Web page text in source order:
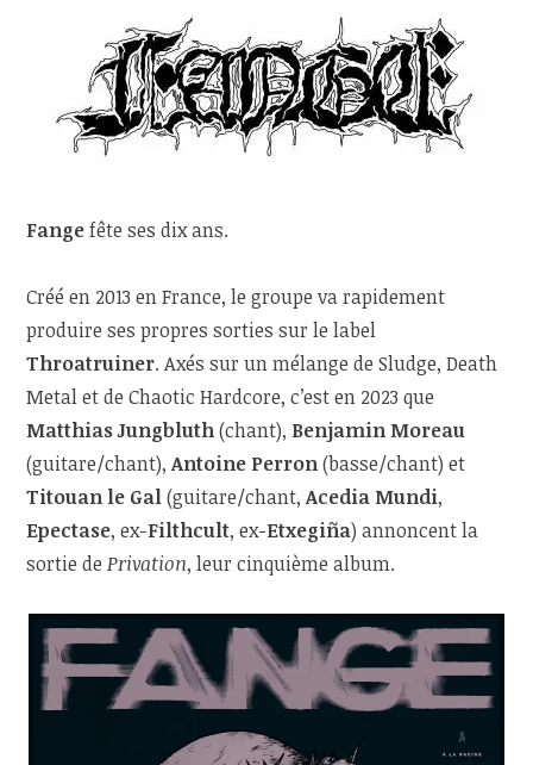
Fangefête ses dix ans.
Créé en 2013 en France, le groupe va rapidement
produire ses propres sorties sur le label
Throatruiner. Axés sur un mélange de Sludge, Death
Metal et de Chaotic Hardcore, c’est en 2023 que
Matthias Jungbluth(chant), Benjamin Moreau
(guitare/chant),Antoine Perron(basse/chant) et
Titouan le Gal(guitare/chant,Acedia Mundi,
Epectase, ex-Filthcult, ex-Etxegiña) annoncent la
sortie dePrivation, leur cinquième album.